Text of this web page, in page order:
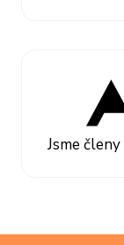
Jsme členy